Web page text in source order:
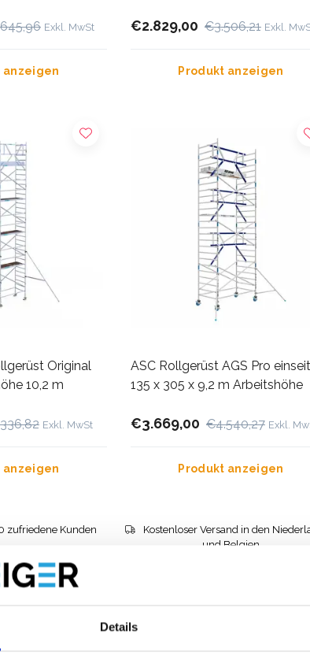
Details
Exkl. MwSt
anzeigen
€2.829,00 €3.506,21 Exkl.
Produkt anzeigen
Original
10,2 m
Exkl. MwSt
anzeigen
ASC Rollgerüst AGS Pro
135 x 305 x 9,2 m Arbeitshöhe
€3.669,00 €4.540,27 Exkl.
Produkt anzeigen
zufriedene Kunden
Kostenloser Versand in den
und Belgien